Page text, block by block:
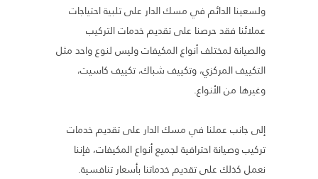
ولسعينا الدائم في مسك الدار على تلبية احتياجات
عملائنا فقد حرصنا على تقديم خدمات التركيب
والصيانة لمختلف أنواع المكيفات وليس لنوع واحد مثل
التكييف المركزي، وتكييف شباك، تكييف كاسيت،
وغيرها من الأنواع.
إلى جانب عملنا في مسك الدار على تقديم خدمات
تركيب وصيانة احترافية لجميع أنواع المكيفات، فإننا
نعمل كذلك على تقديم خدماتنا بأسعار تنافسية.